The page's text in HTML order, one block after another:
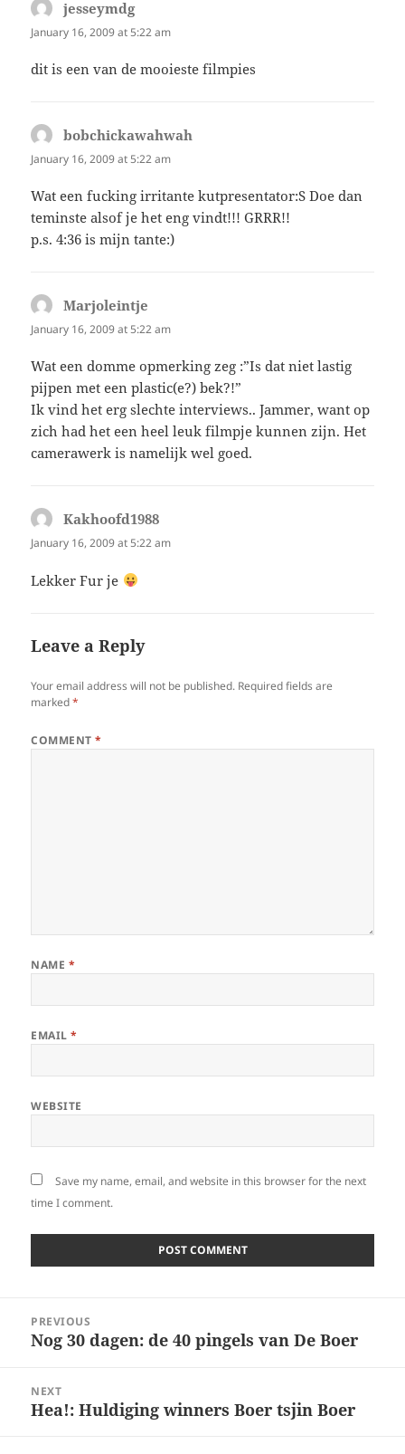
jesseymdgsays:
January 16, 2009 at 5:22 am
dit is een van de mooieste filmpies
bobchickawahwah
January 16, 2009 at 5:22 am
Wat een fucking irritante kutpresentator:S Doe dan
teminste alsof je het eng vindt!!! GRRR!!
p.s. 4:36 is mijn tante:)
Marjoleintje
January 16, 2009 at 5:22 am
Wat een domme opmerking zeg :”Is dat niet lastig
pijpen met een plastic(e?) bek?!”
Ik vind het erg slechte interviews.. Jammer, want op
zich had het een heel leuk filmpje kunnen zijn. Het
camerawerk is namelijk wel goed.
Kakhoofd1988
January 16, 2009 at 5:22 am
Lekker Fur je
Leave a Reply
Your email address will not be published. Required fields are
marked*
COMMENT*
NAME *
EMAIL*
WEBSITE
Save my name, email, and website in this browser for the next
time I comment.
navigation
PREVIOUS
Previous
Nog 30 dagen: de 40 pingels van De Boer
NEXT
Next
Hea!: Huldiging winners Boer tsjin Boer